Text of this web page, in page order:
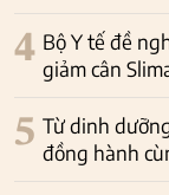
4 Bộ Y tế đề
giảm cân
5 Từ dinh
đồng hành